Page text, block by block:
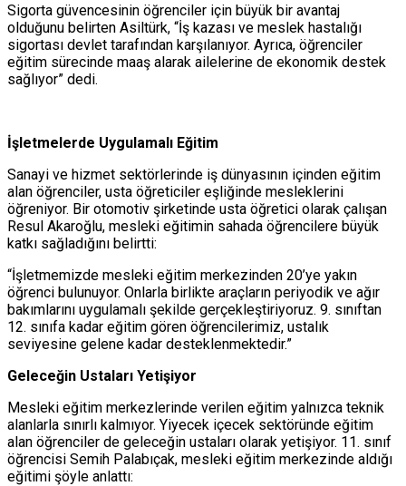
Sigorta güvencesinin öğrenciler için büyük bir avantaj
olduğunu belirten Asiltürk, “İş kazası ve meslek hastalığı
sigortası devlet tarafından karşılanıyor. Ayrıca, öğrenciler
eğitim sürecinde maaş alarak ailelerine de ekonomik destek
sağlıyor” dedi.
İşletmelerde Uygulamalı Eğitim
Sanayi ve hizmet sektörlerinde iş dünyasının içinden eğitim
alan öğrenciler, usta öğreticiler eşliğinde mesleklerini
öğreniyor. Bir otomotiv şirketinde usta öğretici olarak çalışan
Resul Akaroğlu, mesleki eğitimin sahada öğrencilere büyük
katkı sağladığını belirtti:
“İşletmemizde mesleki eğitim merkezinden 20’ye yakın
öğrenci bulunuyor. Onlarla birlikte araçların periyodik ve ağır
bakımlarını uygulamalı şekilde gerçekleştiriyoruz. 9. sınıftan
12. sınıfa kadar eğitim gören öğrencilerimiz, ustalık
seviyesine gelene kadar desteklenmektedir.”
Geleceğin Ustaları Yetişiyor
Mesleki eğitim merkezlerinde verilen eğitim yalnızca teknik
alanlarla sınırlı kalmıyor. Yiyecek içecek sektöründe eğitim
alan öğrenciler de geleceğin ustaları olarak yetişiyor. 11. sınıf
öğrencisi Semih Palabıçak, mesleki eğitim merkezinde aldığı
eğitimi şöyle anlattı: